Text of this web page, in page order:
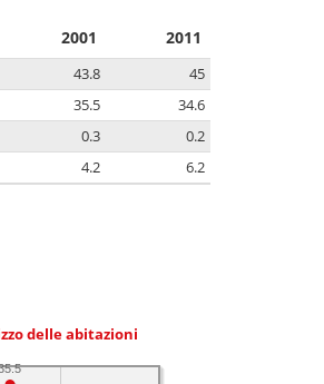
2001 2011
43.8
45
35.5
34.6
0.3
0.2
4.2 6.2
delle abitazioni